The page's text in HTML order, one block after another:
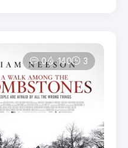
0 140 3